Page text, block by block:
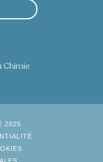
Chimie
2025